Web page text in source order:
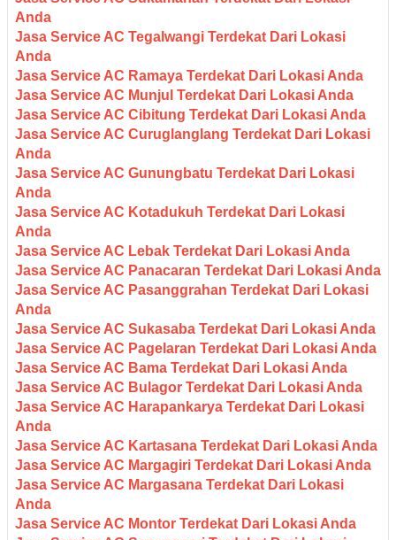
Anda
Jasa Service AC Tegalwangi Terdekat Dari Lokasi
Anda
Jasa Service AC Ramaya Terdekat Dari Lokasi Anda
Jasa Service AC Munjul Terdekat Dari Lokasi Anda
Jasa Service AC Cibitung Terdekat Dari Lokasi Anda
Jasa Service AC Curuglanglang Terdekat Dari Lokasi
Anda
Jasa Service AC Gunungbatu Terdekat Dari Lokasi
Anda
Jasa Service AC Kotadukuh Terdekat Dari Lokasi
Anda
Jasa Service AC Lebak Terdekat Dari Lokasi Anda
Jasa Service AC Panacaran Terdekat Dari Lokasi Anda
Jasa Service AC Pasanggrahan Terdekat Dari Lokasi
Anda
Jasa Service AC Sukasaba Terdekat Dari Lokasi Anda
Jasa Service AC Pagelaran Terdekat Dari Lokasi Anda
Jasa Service AC Bama Terdekat Dari Lokasi Anda
Jasa Service AC Bulagor Terdekat Dari Lokasi Anda
Jasa Service AC Harapankarya Terdekat Dari Lokasi
Anda
Jasa Service AC Kartasana Terdekat Dari Lokasi Anda
Jasa Service AC Margagiri Terdekat Dari Lokasi Anda
Jasa Service AC Margasana Terdekat Dari Lokasi
Anda
Jasa Service AC Montor Terdekat Dari Lokasi Anda